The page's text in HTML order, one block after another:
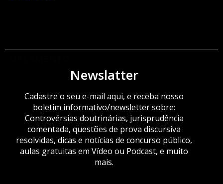
Newslatter
Cadastre o seu e-mail aqui, e receba nosso
boletim informativo/newsletter sobre:
Controvérsias doutrinárias, jurisprudência
comentada, questões de prova discursiva
resolvidas, dicas e notícias de concurso público,
aulas gratuitas em Vídeo ou Podcast, e muito
mais.